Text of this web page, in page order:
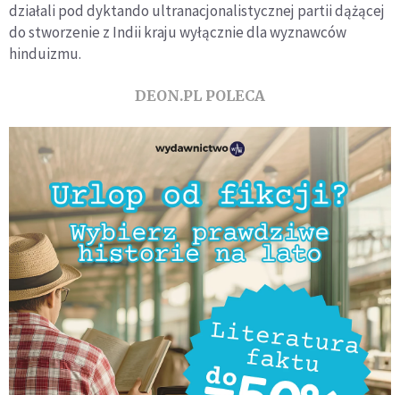
działali pod dyktando ultranacjonalistycznej partii dążącej
do stworzenie z Indii kraju wyłącznie dla wyznawców
hinduizmu.
DEON.PL POLECA